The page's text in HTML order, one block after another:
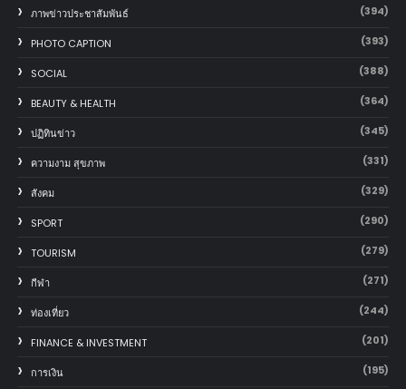
ภาพข่าวประชาสัมพันธ์ (394)
PHOTO CAPTION (393)
SOCIAL (388)
BEAUTY & HEALTH (364)
ปฏิทินข่าว (345)
ความงาม สุขภาพ (331)
สังคม (329)
SPORT (290)
TOURISM (279)
กีฬา (271)
ท่องเที่ยว (244)
FINANCE & INVESTMENT (201)
การเงิน (195)